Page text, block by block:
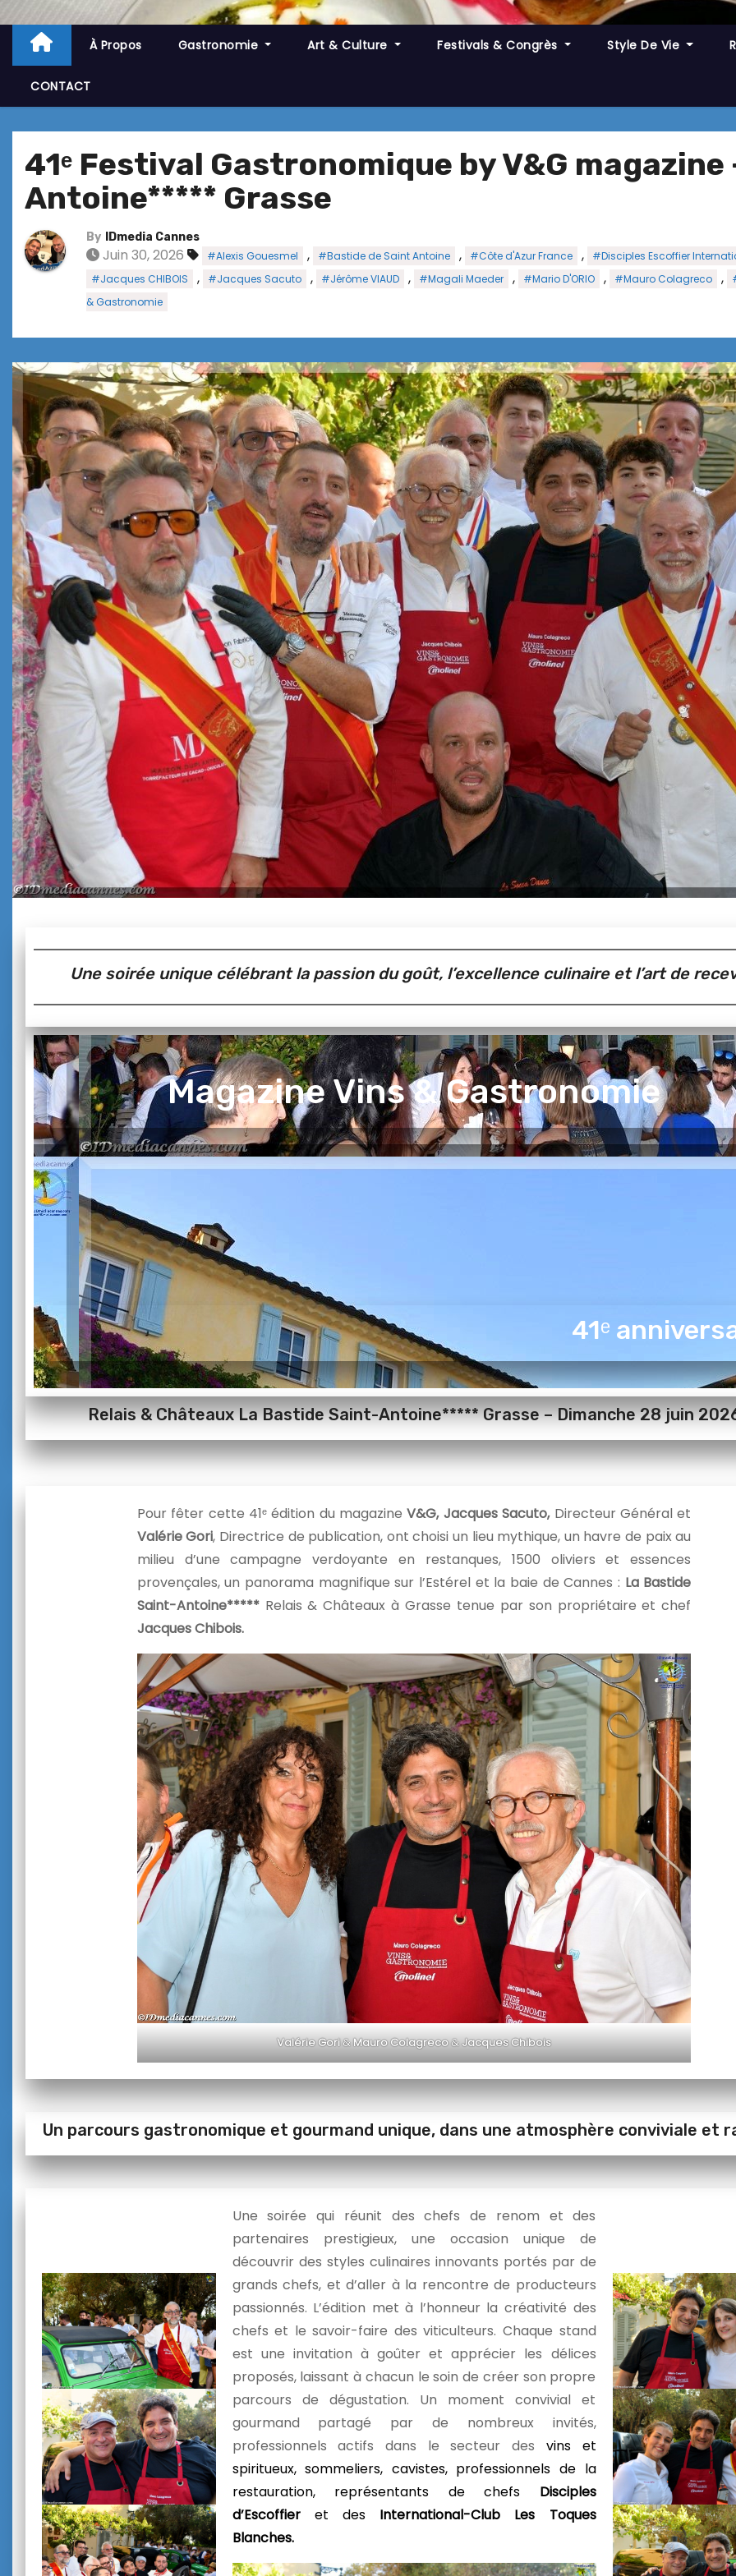
À Propos Gastronomie Art & Culture Festivals & Congrès Style De Vie
CONTACT
41ᵉ Festival Gastronomique by V&G
Antoine***** Grasse
By IDmedia Cannes
Juin 30, 2026 #Alexis Gouesmel , #Bastide de Saint Antoine , #Côte d'Azur France ,
#Disciples Escoffier
#Jacques CHIBOIS
, #Jacques Sacuto , #Jérôme VIAUD , #Magali Maeder , #Mario D'ORIO , #Mauro Colagreco ,
& Gastronomie
Une soirée unique célébrant la passion du goût, l’excellence culinaire et l’art de
Magazine Vins & Gastronomie
41ᵉ
Relais & Châteaux La Bastide Saint-Antoine***** Grasse – Dimanche 28 juin
Pour fêter cette 41ᵉ édition du magazineV&G, Jacques Sacuto, Directeur Général et
Valérie Gori, Directrice de publication, ont choisi un lieu mythique, un havre de paix au
milieu d’une campagne verdoyante en restanques, 1500 oliviers et essences
provençales, un panorama magnifique sur l’Estérel et la baie de Cannes : La Bastide
Saint-Antoine***** Relais & Châteaux à Grasse tenue par son propriétaire et chef
Jacques Chibois.
Valérie Gori&Mauro Colagreco&Jacques Chibois
Un parcours gastronomique et gourmand unique, dans une atmosphère conviviale et
Une soirée qui réunit des chefs de renom et des
partenaires prestigieux, une occasion unique de
découvrir des styles culinaires innovants portés par de
grands chefs, et d’aller à la rencontre de producteurs
passionnés. L’édition met à l’honneur la créativité des
chefs et le savoir-faire des viticulteurs. Chaque stand
est une invitation à goûter et apprécier les délices
proposés, laissant à chacun le soin de créer son propre
parcours de dégustation. Un moment convivial et
gourmand partagé par de nombreux invités,
professionnels actifs dans le secteur des vins et
spiritueux, sommeliers, cavistes, professionnels de la
restauration, représentants de chefs Disciples
d’Escoffieret des International-Club Les Toques
Blanches.